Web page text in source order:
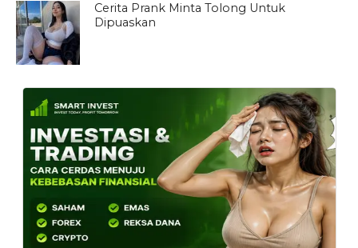
Cerita Prank Minta Tolong Untuk
Dipuaskan